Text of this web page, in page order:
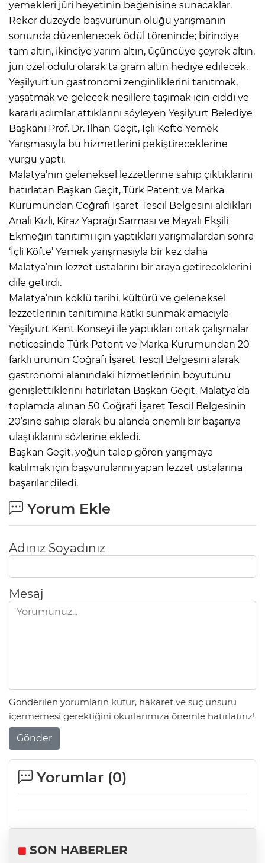
yemekleri jüri heyetinin beğenisine sunacaklar.
Rekor düzeyde başvurunun oluğu yarışmanın
sonunda düzenlenecek ödül töreninde; birinciye
tam altın, ikinciye yarım altın, üçüncüye çeyrek altın,
jüri özel ödülü olarak ta gram altın hediye edilecek.
Yeşilyurt’un gastronomi zenginliklerini tanıtmak,
yaşatmak ve gelecek nesillere taşımak için ciddi ve
kararlı adımlar attıklarını söyleyen Yeşilyurt Belediye
Başkanı Prof. Dr. İlhan Geçit, İçli Köfte Yemek
Yarışmasıyla bu hizmetlerini pekiştireceklerine
vurgu yaptı.
Malatya’nın geleneksel lezzetlerine sahip çıktıklarını
hatırlatan Başkan Geçit, Türk Patent ve Marka
Kurumundan Coğrafi İşaret Tescil Belgesini aldıkları
Analı Kızlı, Kiraz Yaprağı Sarması ve Mayalı Ekşili
Ekmeğin tanıtımı için yaptıkları yarışmalardan sonra
‘İçli Köfte’ Yemek yarışmasıyla bir kez daha
Malatya’nın lezzet ustalarını bir araya getireceklerini
dile getirdi.
Malatya’nın köklü tarihi, kültürü ve geleneksel
lezzetlerinin tanıtımına katkı sunmak amacıyla
Yeşilyurt Kent Konseyi ile yaptıkları ortak çalışmalar
neticesinde Türk Patent ve Marka Kurumundan 20
farklı ürünün Coğrafi İşaret Tescil Belgesini alarak
gastronomi alanındaki hizmetlerinin boyutunu
genişlettiklerini hatırlatan Başkan Geçit, Malatya’da
toplamda alınan 50 Coğrafi İşaret Tescil Belgesinin
20’sine sahip olarak bu alanda önemli bir başarıya
ulaştıklarını sözlerine ekledi.
Başkan Geçit, yoğun talep gören yarışmaya
katılmak için başvurularını yapan lezzet ustalarına
başarılar diledi.
Yorum Ekle
Adınız Soyadınız
Mesaj
Gönderilen yorumların küfür, hakaret ve suç unsuru
içermemesi gerektiğini okurlarımıza önemle hatırlatırız!
Gönder
Yorumlar (0)
SON HABERLER